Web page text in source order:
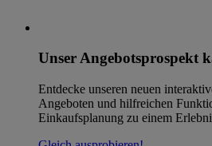
Unser Angebotsprospekt
Entdecke unseren neuen
Angeboten und hilfreichen
Einkaufsplanung zu einem